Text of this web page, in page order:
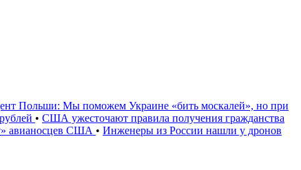
Польши: Мы поможем Украине «бить москалей», но при
• США ужесточают правила получения гражданства
авианосцев США • Инженеры из России нашли у дронов